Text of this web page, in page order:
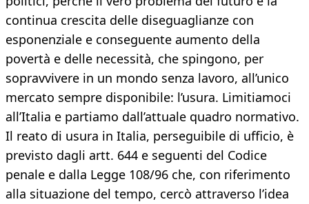
continua crescita delle diseguaglianze con
esponenziale e conseguente aumento della
povertà e delle necessità, che spingono, per
sopravvivere in un mondo senza lavoro, all’unico
mercato sempre disponibile: l’usura. Limitiamoci
all’Italia e partiamo dall’attuale quadro normativo.
Il reato di usura in Italia, perseguibile di ufficio, è
previsto dagli artt. 644 e seguenti del Codice
penale e dalla Legge 108/96 che, con riferimento
alla situazione del tempo, cercò attraverso l’idea